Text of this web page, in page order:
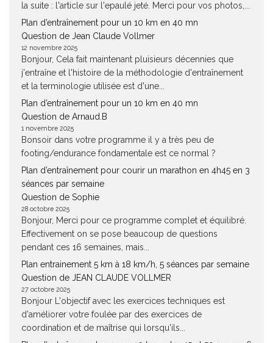
la suite : l'article sur l'epaulé jeté. Merci pour vos photos,...
Plan d’entraînement pour un 10 km en 40 mn
Question de Jean Claude Vollmer
12 novembre 2025
Bonjour, Cela fait maintenant pluisieurs décennies que
j'entraîne et l'histoire de la méthodologie d'entraînement
et la terminologie utilisée est d'une...
Plan d’entraînement pour un 10 km en 40 mn
Question de Arnaud.B
1 novembre 2025
Bonsoir dans votre programme il y a très peu de
footing/endurance fondamentale est ce normal ?
Plan d’entraînement pour courir un marathon en 4h45 en 3
séances par semaine
Question de Sophie
28 octobre 2025
Bonjour, Merci pour ce programme complet et équilibré.
Effectivement on se pose beaucoup de questions
pendant ces 16 semaines, mais...
Plan entrainement 5 km à 18 km/h, 5 séances par semaine
Question de JEAN CLAUDE VOLLMER
27 octobre 2025
Bonjour L'objectif avec les exercices techniques est
d'améliorer votre foulée par des exercices de
coordination et de maîtrise qui lorsqu'ils...